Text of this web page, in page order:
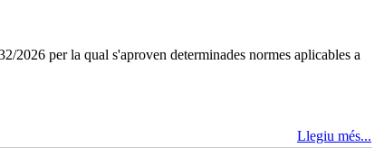
per la qual s'aproven determinades normes aplicables a
Llegiu més...